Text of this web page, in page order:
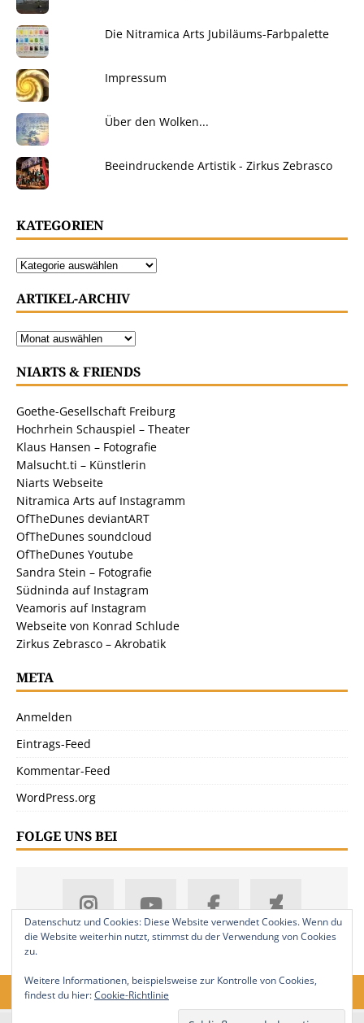
Die Nitramica Arts Jubiläums-Farbpalette
Impressum
Über den Wolken...
Beeindruckende Artistik - Zirkus Zebrasco
KATEGORIEN
ARTIKEL-ARCHIV
NIARTS & FRIENDS
Goethe-Gesellschaft Freiburg
Hochrhein Schauspiel – Theater
Klaus Hansen – Fotografie
Malsucht.ti – Künstlerin
Niarts Webseite
Nitramica Arts auf Instagramm
OfTheDunes deviantART
OfTheDunes soundcloud
OfTheDunes Youtube
Sandra Stein – Fotografie
Südninda auf Instagram
Veamoris auf Instagram
Webseite von Konrad Schlude
Zirkus Zebrasco – Akrobatik
META
Anmelden
Eintrags-Feed
Kommentar-Feed
WordPress.org
FOLGE UNS BEI
Datenschutz und Cookies: Diese Website verwendet Cookies. Wenn du
die Website weiterhin nutzt, stimmst du der Verwendung von Cookies
zu.
Weitere Informationen, beispielsweise zur Kontrolle von Cookies,
findest du hier:Cookie-Richtlinie